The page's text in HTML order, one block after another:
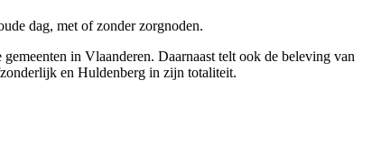
dag, met of zonder zorgnoden.
in Vlaanderen. Daarnaast telt ook de beleving van
en Huldenberg in zijn totaliteit.